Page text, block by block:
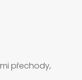
přechody,